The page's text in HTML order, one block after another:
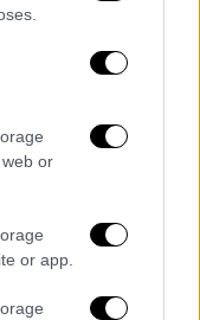
or
or app.